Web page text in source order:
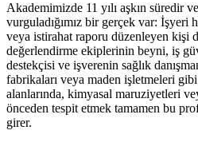
Akademimizde 11 yılı aşkın süredir
vurguladığımız bir gerçek var: İşyeri
veya istirahat raporu düzenleyen kişi
değerlendirme ekiplerinin beyni, iş
destekçisi ve işverenin sağlık
fabrikaları veya maden işletmeleri
alanlarında, kimyasal maruziyetleri
önceden tespit etmek tamamen bu
girer.